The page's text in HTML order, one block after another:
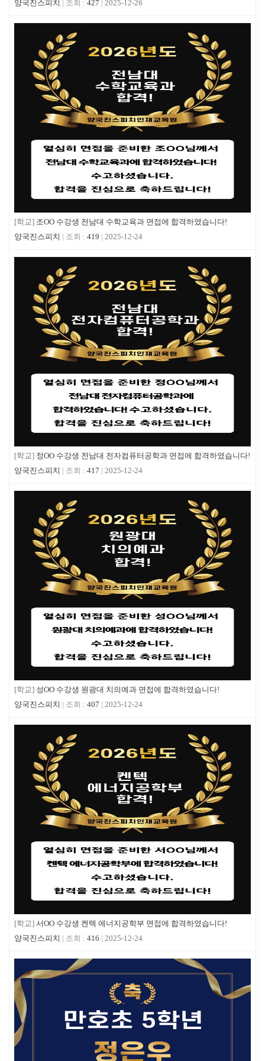
양국진스피치 427 2025-12-26
[학교] 조OO 수강생 전남대 수학교육과 면접에 합격하였습니다!
양국진스피치
419 2025-12-24
[학교] 정OO 수강생 전남대 전자컴퓨터공학과 면접에 합격하였습니다!
양국진스피치
417 2025-12-24
[학교] 성OO 수강생 원광대 치의예과 면접에 합격하였습니다!
양국진스피치
407 2025-12-24
[학교] 서OO 수강생 켄텍 에너지공학부 면접에 합격하였습니다!
양국진스피치
416 2025-12-24